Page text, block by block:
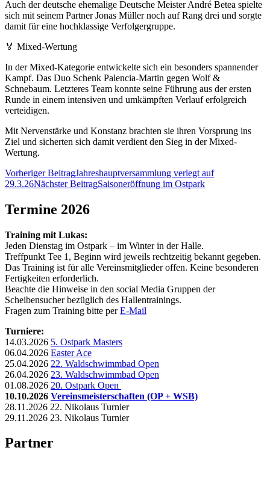
Auch der deutsche ehemalige Deutsche Meister André Betea spielte
sich mit seinem Partner Jonas Müller noch auf Rang drei und sorgte
damit für eine hochklassige Verfolgergruppe.
🏅 Mixed-Wertung
In der Mixed-Kategorie entwickelte sich ein besonders spannender
Kampf. Das Duo Schenk Palencia-Martin gegen Wolf &
Schnebaum. Letzteres Team konnte seine Führung aus der ersten
Runde in einem intensiven und umkämpften Verlauf erfolgreich
verteidigen.
Mit Nervenstärke und Konstanz brachten sie ihren Vorsprung ins
Ziel und sicherten sich damit verdient den Sieg in der Mixed-
Wertung.
Beitragsnavigation
Vorheriger BeitragJahreshauptversammlung verlegt auf
29.3.26Nächster BeitragSaisoneröffnung im Ostpark
Termine 2026
Training mit Lukas:
Jeden Dienstag im Ostpark – im Winter in der Halle.
Treffpunkt Tee 1, Beginn wird jeweils rechtzeitig bekannt gegeben.
Das Training ist für alle Vereinsmitglieder offen. Keine besonderen
Fertigkeiten erforderlich.
Beachte die Hinweise in den social Media Gruppen der
Scheibensucher bezüglich des Hallentrainings.
Fragen zum Training bitte perE-Mail
Turniere:
14.03.2026 5. Ostpark Masters
06.04.2026 Easter Ace
25.04.2026 22. Waldschwimmbad Open
26.04.2026 23. Waldschwimmbad Open
01.08.2026 20. Ostpark Open
10.10.2026 Vereinsmeisterschaften (OP + WSB)
28.11.2026 22. Nikolaus Turnier
29.11.2026 23. Nikolaus Turnier
Partner